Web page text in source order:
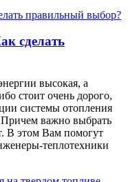
сделать
высокая, а
стоит очень дорого,
системы отопления
важно выбрать
В этом Вам помогут
теплотехники